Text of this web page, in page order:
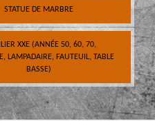
STATUE DE MARBRE
XXE (ANNÉE 50, 60, 70,
LAMPADAIRE, FAUTEUIL, TABLE
BASSE)